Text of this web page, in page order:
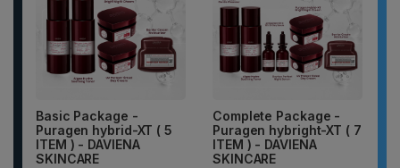
Basic Package -
Puragen hybrid-XT ( 5
ITEM ) - DAVIENA
SKINCARE
Complete Package -
Puragen hybright-XT ( 7
ITEM ) - DAVIENA
SKINCARE